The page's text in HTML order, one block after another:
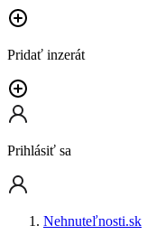
Pridať inzerát
Prihlásiť sa
Nehnuteľnosti.sk